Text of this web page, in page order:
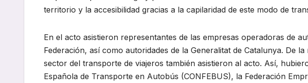
territorio y la accesibilidad gracias a la capilaridad de este modo de
En el acto asistieron representantes de las empresas operadoras de
Federación, así como autoridades de la Generalitat de Catalunya. De
sector del transporte de viajeros también asistieron al acto. Así,
Española de Transporte en Autobús (CONFEBUS), la Federación